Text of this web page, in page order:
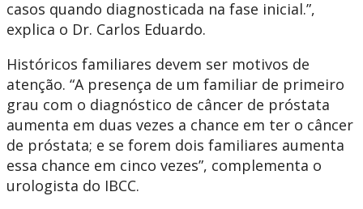
casos quando diagnosticada na fase inicial.”,
explica o Dr. Carlos Eduardo.
Históricos familiares devem ser motivos de
atenção. “A presença de um familiar de primeiro
grau com o diagnóstico de câncer de próstata
aumenta em duas vezes a chance em ter o câncer
de próstata; e se forem dois familiares aumenta
essa chance em cinco vezes”, complementa o
urologista do IBCC.